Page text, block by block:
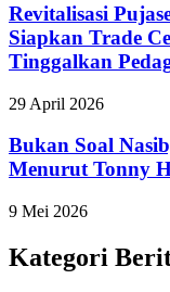
Revitalisasi
Siapkan Trade
Tinggalkan
29 April 2026
Bukan Soal
Menurut Tonny
9 Mei 2026
Kategori